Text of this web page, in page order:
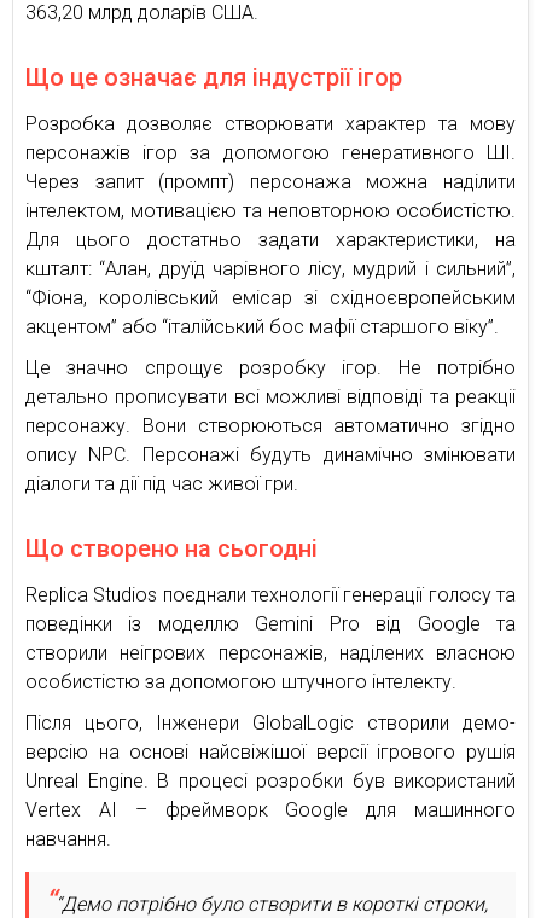
363,20 млрд доларів США.
Що це означає для індустрії ігор
Розробка дозволяє створювати характер та мову
персонажів ігор за допомогою генеративного ШІ.
Через запит (промпт) персонажа можна наділити
інтелектом, мотивацією та неповторною особистістю.
Для цього достатньо задати характеристики, на
кшталт: “Алан, друїд чарівного лісу, мудрий і сильний”,
“Фіона, королівський емісар зі східноєвропейським
акцентом” або “італійський бос мафії старшого віку”.
Це значно спрощує розробку ігор. Не потрібно
детально прописувати всі можливі відповіді та реакціі
персонажу. Вони створюються автоматично згідно
опису NPC. Персонажі будуть динамічно змінювати
діалоги та дії під час живої гри.
Що створено на сьогодні
Replica Studios поєднали технології генерації голосу та
поведінки із моделлю Gemini Pro від Google та
створили неігрових персонажів, наділених власною
особистістю за допомогою штучного інтелекту.
Після цього, Інженери GlobalLogic створили демо-
версію на основі найсвіжішої версії ігрового рушія
Unreal Engine. В процесі розробки був використаний
Vertex AI – фреймворк Google для машинного
навчання.
“Демо потрібно було створити в короткі строки,